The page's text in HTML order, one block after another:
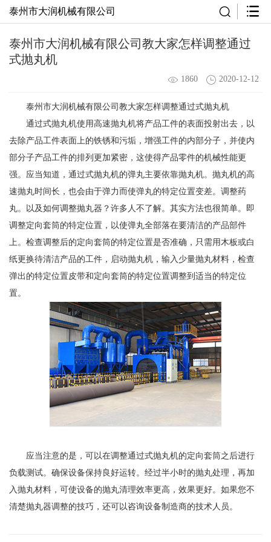
泰州市大润机械有限公司
泰州市大润机械有限公司教大家怎样调整通过
式抛丸机
1860 2020-12-12
泰州市大润机械有限公司教大家怎样调整通过式抛丸机
通过式抛丸机使用高速抛丸机将产品工件的表面投射出去，以
去除产品工件表面上的铁锈和污垢，增强工件的内部分子，并使内
部分子产品工件的排列更加紧密，这使得产品零件的机械性能更
强。应当知道，通过式抛丸机的弹丸主要依靠抛丸机。抛丸机的高
速抛丸时间长，也会由于弹力而使弹丸的特定位置变差。调整药
丸。以及如何调整抛丸器？许多人不了解。其实方法也很简单。即
调整定向套筒的特定位置，以使弹丸全部落在要清洁的产品部件
上。检查调整后的定向套筒的特定位置是否准确，只需用木板或白
纸更换待清洁产品的工件，启动抛丸机，输入少量抛丸材料，检查
弹出的特定位置皮带和定向套筒的特定位置调整到适当的特定位
置。
应当注意的是，可以在调整通过式抛丸机的定向套筒之后进行
负载测试。确保设备保持良好运转。经过半小时的抛丸处理，再加
入抛丸材料，可使设备的抛丸清理效率更高，效果更好。如果您不
清楚抛丸器调整的技巧，还可以咨询设备制造商的技术人员。